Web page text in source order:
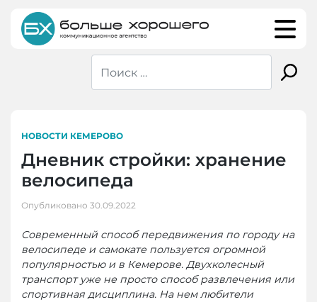
content
НОВОСТИ КЕМЕРОВО
Дневник стройки: хранение
велосипеда
Опубликовано 30.09.2022
Современный способ передвижения по городу на
велосипеде и самокате пользуется огромной
популярностью и в Кемерове. Двухколесный
транспорт уже не просто способ развлечения или
спортивная дисциплина. На нем любители